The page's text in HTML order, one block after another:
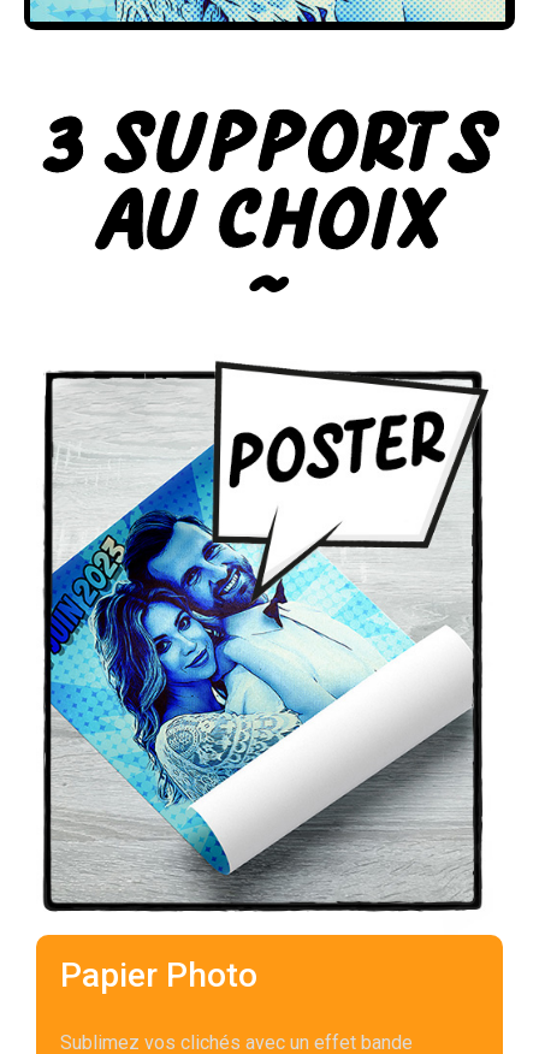
3 Supports
au Choix
~
Papier Photo
Sublimez vos clichés avec un effet bande